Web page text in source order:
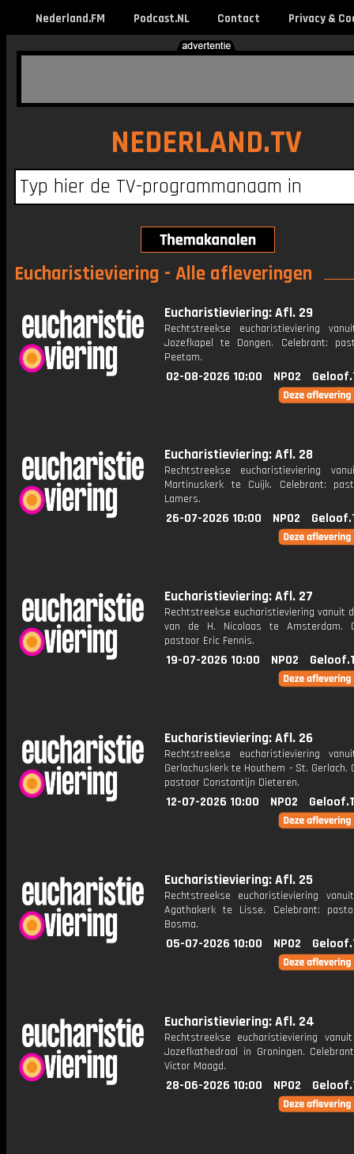
Nederland.FM Podcast.NL Contact Privacy &
NEDERLAND.TV
Eucharistieviering - Alle afleveringen
Eucharistieviering: Afl. 29
Rechtstreekse eucharistieviering
Jozefkapel te Dongen. Celebrant:
Peetam.
02-08-2026 10:00 NPO2
Eucharistieviering: Afl. 28
Rechtstreekse eucharistieviering
Martinuskerk te Cuijk. Celebrant:
Lamers.
26-07-2026 10:00 NPO2
Eucharistieviering: Afl. 27
Rechtstreekse eucharistieviering vanuit
van de H. Nicolaas te Amsterdam.
pastoor Eric Fennis.
19-07-2026 10:00 NPO2
Eucharistieviering: Afl. 26
Rechtstreekse eucharistieviering
Gerlachuskerk te Houthem - St. Gerlach.
pastoor Constantijn Dieteren.
12-07-2026 10:00 NPO2
Eucharistieviering: Afl. 25
Rechtstreekse eucharistieviering
Agathakerk te Lisse. Celebrant:
Bosma.
05-07-2026 10:00 NPO2
Eucharistieviering: Afl. 24
Rechtstreekse eucharistieviering
Jozefkathedraal in Groningen.
Victor Maagd.
28-06-2026 10:00 NPO2